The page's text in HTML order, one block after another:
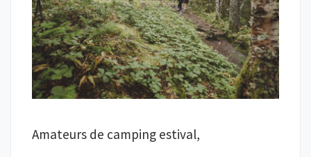
Amateurs de camping estival,